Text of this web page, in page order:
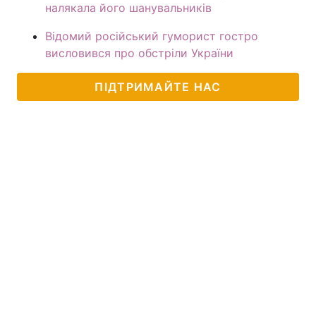
налякала його шанувальників
Відомий російський гуморист гостро
висловився про обстріли України
ПІДТРИМАЙТЕ НАС